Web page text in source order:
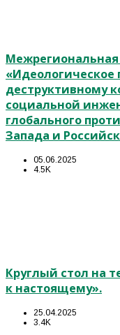
«Идеологическое
деструктивному
социальной
глобального
Запада и
05.06.2025
4.5K
Круглый стол на
к настоящему».
25.04.2025
3.4K